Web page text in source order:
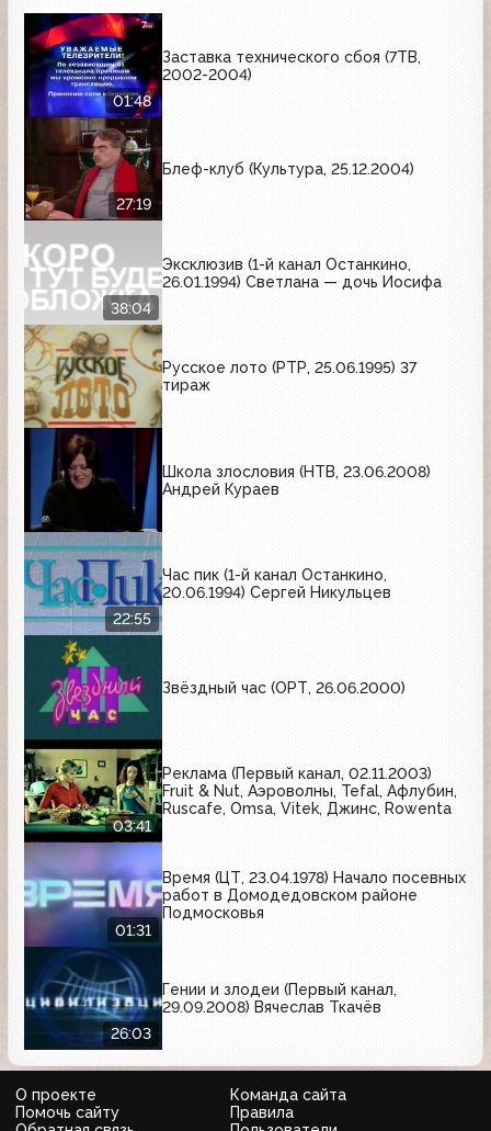
01:48
Заставка технического сбоя (7ТВ,
2002-2004)
27:19
Блеф-клуб (Культура, 25.12.2004)
38:04
Эксклюзив (1-й канал Останкино,
26.01.1994) Светлана — дочь Иосифа
Русское лото (РТР, 25.06.1995) 37
тираж
Школа злословия (НТВ, 23.06.2008)
Андрей Кураев
22:55
Час пик (1-й канал Останкино,
20.06.1994) Сергей Никульцев
Звёздный час (ОРТ, 26.06.2000)
03:41
Реклама (Первый канал, 02.11.2003)
Fruit & Nut, Аэроволны, Tefal, Афлубин,
Ruscafe, Omsa, Vitek, Джинс, Rowenta
01:31
Время (ЦТ, 23.04.1978) Начало посевных
работ в Домодедовском районе
Подмосковья
26:03
Гении и злодеи (Первый канал,
29.09.2008) Вячеслав Ткачёв
О проекте
Команда сайта
Помочь сайту
Правила